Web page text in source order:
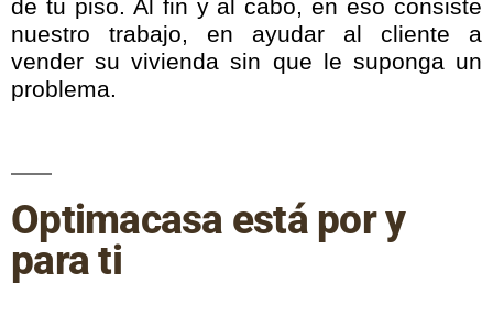
de tu piso. Al fin y al cabo, en eso consiste
nuestro trabajo, en ayudar al cliente a
vender su vivienda sin que le suponga un
problema.
Optimacasa está por y
para ti